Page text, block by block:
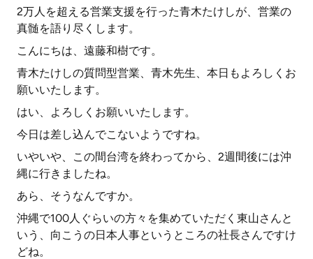
2万人を超える営業支援を行った青木たけしが、営業の
真髄を語り尽くします。
こんにちは、遠藤和樹です。
青木たけしの質問型営業、青木先生、本日もよろしくお
願いいたします。
はい、よろしくお願いいたします。
今日は差し込んでこないようですね。
いやいや、この間台湾を終わってから、2週間後には沖
縄に行きましたね。
あら、そうなんですか。
沖縄で100人ぐらいの方々を集めていただく東山さんと
いう、向こうの日本人事というところの社長さんですけ
どね。